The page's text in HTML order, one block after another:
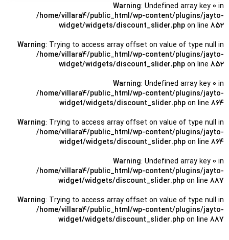
Warning: Undefined array key 0 in
/home/villara4/public_html/wp-content/plugins/jayto-
widget/widgets/discount_slider.php on line 852
Warning: Trying to access array offset on value of type null in
/home/villara4/public_html/wp-content/plugins/jayto-
widget/widgets/discount_slider.php on line 852
Warning: Undefined array key 0 in
/home/villara4/public_html/wp-content/plugins/jayto-
widget/widgets/discount_slider.php on line 864
Warning: Trying to access array offset on value of type null in
/home/villara4/public_html/wp-content/plugins/jayto-
widget/widgets/discount_slider.php on line 864
Warning: Undefined array key 0 in
/home/villara4/public_html/wp-content/plugins/jayto-
widget/widgets/discount_slider.php on line 887
Warning: Trying to access array offset on value of type null in
/home/villara4/public_html/wp-content/plugins/jayto-
widget/widgets/discount_slider.php on line 887